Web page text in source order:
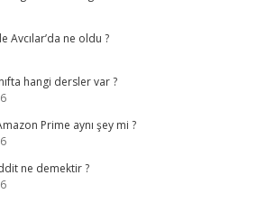
Avcılar’da ne oldu ?
hangi dersler var ?
Prime aynı şey mi ?
ne demektir ?